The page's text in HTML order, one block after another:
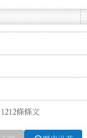
條條文